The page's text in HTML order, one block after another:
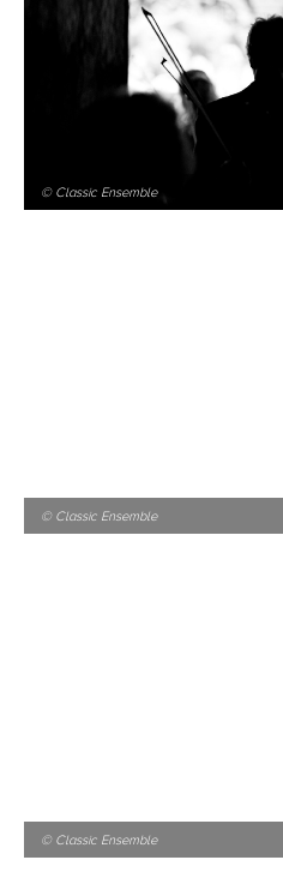
© Classic Ensemble
© Classic Ensemble
© Classic Ensemble